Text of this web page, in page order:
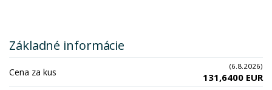
Základné informácie
Cena za kus (6.8.2026)
131,6400 EUR